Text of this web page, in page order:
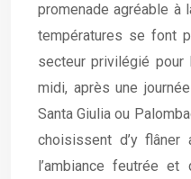
promenade agréable à
températures se font
secteur privilégié pour
midi, après une
Santa Giulia ou
choisissent d’y flâner
l’ambiance feutrée